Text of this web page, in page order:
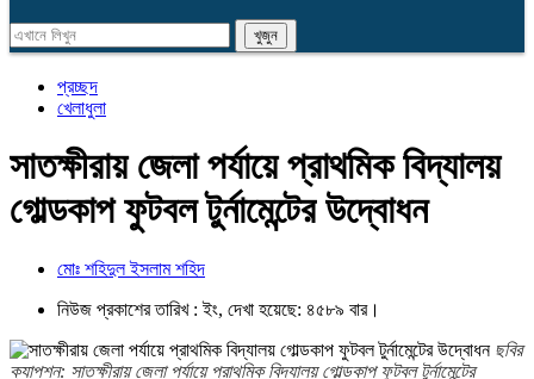
প্রচ্ছদ
খেলাধুলা
সাতক্ষীরায় জেলা পর্যায়ে প্রাথমিক বিদ্যালয়
গোল্ডকাপ ফুটবল টুর্নামেন্টের উদ্বোধন
মোঃ শহিদুল ইসলাম শহিদ
নিউজ প্রকাশের তারিখ : ইং, দেখা হয়েছে: ৪৫৮৯ বার।
ছবির
ক্যাপশন: সাতক্ষীরায় জেলা পর্যায়ে প্রাথমিক বিদ্যালয় গোল্ডকাপ ফুটবল টুর্নামেন্টের